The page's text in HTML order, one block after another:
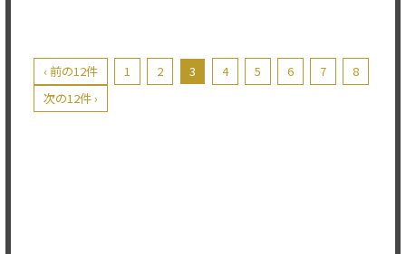
‹ 前の12件 1 2 3 4 5 6 7
8
次の12件 ›